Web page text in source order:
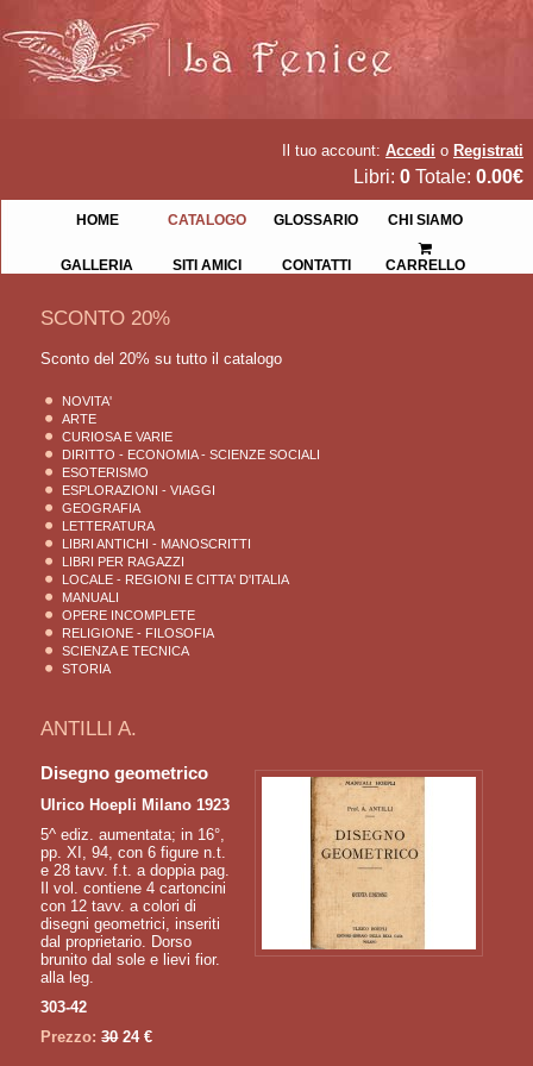
Il tuo account: Accedi o Registrati
Libri: 0 Totale: 0.00€
HOME CATALOGO GLOSSARIO CHI SIAMO
GALLERIA SITI AMICI CONTATTI CARRELLO
SCONTO 20%
Sconto del 20% su tutto il catalogo
NOVITA'
ARTE
CURIOSA E VARIE
DIRITTO - ECONOMIA - SCIENZE SOCIALI
ESOTERISMO
ESPLORAZIONI - VIAGGI
GEOGRAFIA
LETTERATURA
LIBRI ANTICHI - MANOSCRITTI
LIBRI PER RAGAZZI
LOCALE - REGIONI E CITTA' D'ITALIA
MANUALI
OPERE INCOMPLETE
RELIGIONE - FILOSOFIA
SCIENZA E TECNICA
STORIA
ANTILLI A.
Disegno geometrico
Ulrico Hoepli Milano 1923
5^ ediz. aumentata; in 16°,
pp. XI, 94, con 6 figure n.t.
e 28 tavv. f.t. a doppia pag.
Il vol. contiene 4 cartoncini
con 12 tavv. a colori di
disegni geometrici, inseriti
dal proprietario. Dorso
brunito dal sole e lievi fior.
alla leg.
303-42
Prezzo: 3024 €